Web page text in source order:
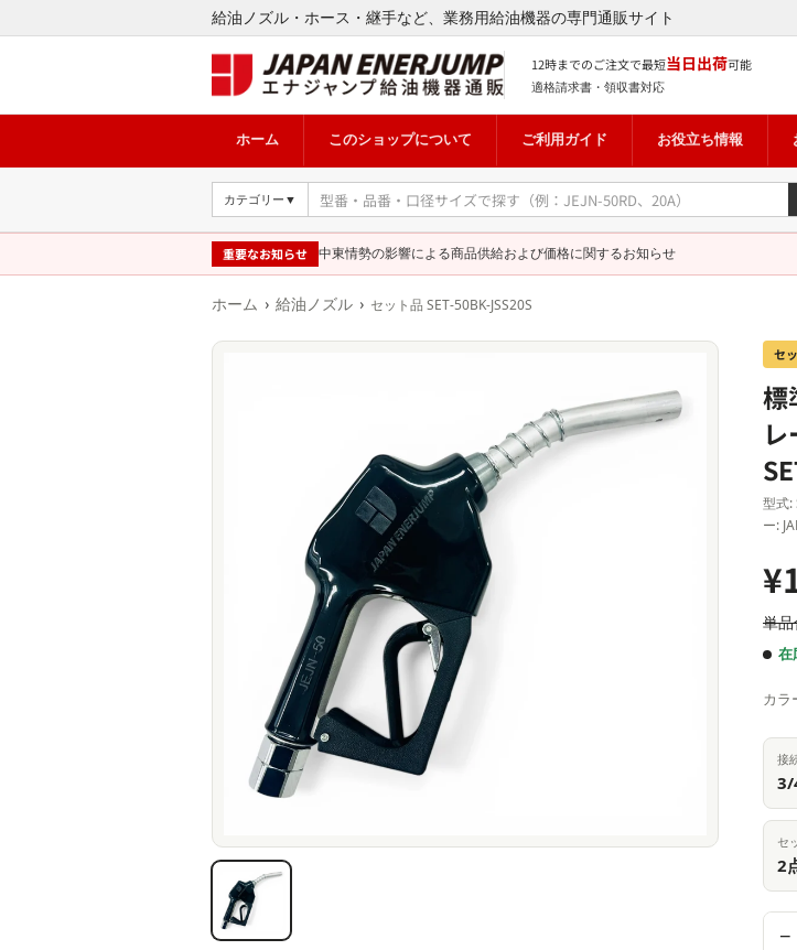
給油ノズル・ホース・継手など、業務用給油機器の専門通販サイト
12時までのご注文で最短当日出荷可能
適格請求書・領収書対応
ホーム このショップについて ご利用ガイド お役立ち情報
カテゴリー▼
重要なお知らせ 中東情勢の影響による商品供給および価格に関するお知らせ
ホーム › 給油ノズル › セット品 SET-50BK-JSS20S
セ
標
型式:
ー:
単
在
カラ
接
3/
セ
2
−